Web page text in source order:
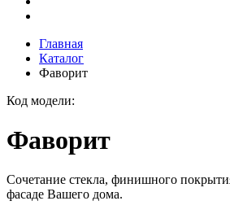
Главная
Каталог
Фаворит
Код модели:
Фаворит
Сочетание стекла, финишного
фасаде Вашего дома.